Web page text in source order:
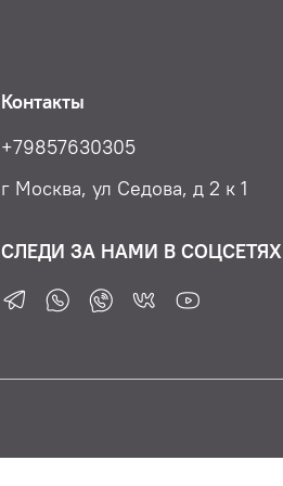
Контакты
+79857630305
г Москва, ул Седова, д 2 к 1
СЛЕДИ ЗА НАМИ В СОЦСЕТЯХ